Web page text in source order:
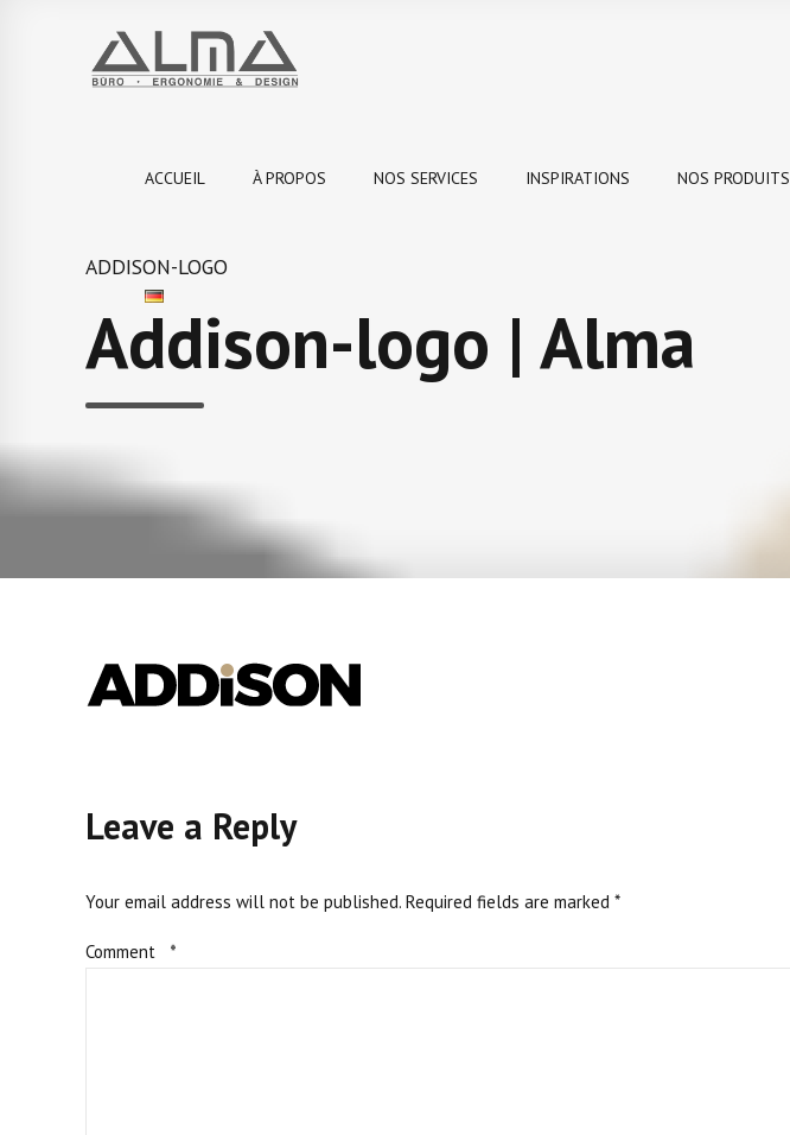
ACCUEIL À PROPOS NOS SERVICES INSPIRATIONS NOS PRODUITS
ADDISON-LOGO
Addison-logo | Alma
Leave a Reply
Your email address will not be published. Required fields are marked *
Comment *